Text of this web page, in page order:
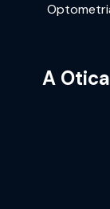
A